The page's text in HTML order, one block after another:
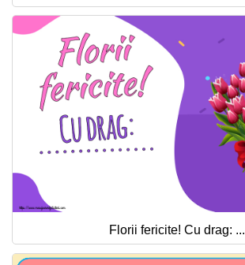
Florii fericite! Cu drag: ...